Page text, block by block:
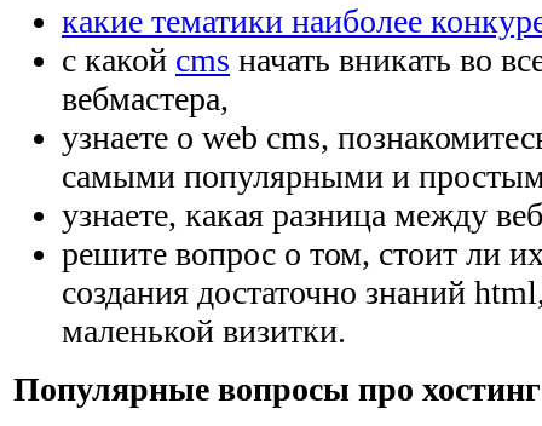
какие тематики наиболее
с какой cms начать вникать во
вебмастера,
узнаете о web cms,
самыми популярными и
узнаете, какая разница между
решите вопрос о том, стоит ли
создания достаточно знаний
маленькой визитки.
Популярные вопросы про